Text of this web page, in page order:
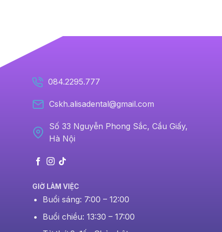
084.2295.777
Cskh.alisadental@gmail.com
Số 33 Nguyễn Phong Sắc, Cầu Giấy,
Hà Nội
GIỜ LÀM VIỆC
Buổi sáng: 7:00 – 12:00
Buổi chiều: 13:30 – 17:00